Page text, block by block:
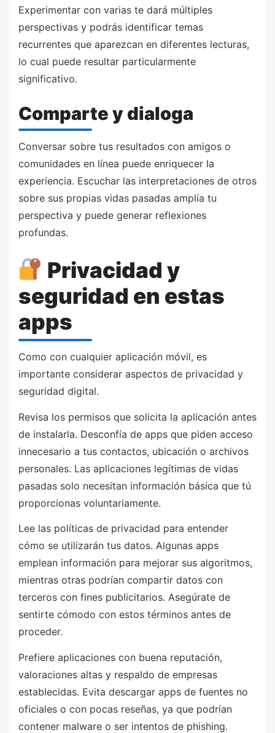
Experimentar con varias te dará múltiples
perspectivas y podrás identificar temas
recurrentes que aparezcan en diferentes lecturas,
lo cual puede resultar particularmente
significativo.
Comparte y dialoga
Conversar sobre tus resultados con amigos o
comunidades en línea puede enriquecer la
experiencia. Escuchar las interpretaciones de otros
sobre sus propias vidas pasadas amplía tu
perspectiva y puede generar reflexiones
profundas.
Privacidad y
seguridad en estas
apps
Como con cualquier aplicación móvil, es
importante considerar aspectos de privacidad y
seguridad digital.
Revisa los permisos que solicita la aplicación antes
de instalarla. Desconfía de apps que piden acceso
innecesario a tus contactos, ubicación o archivos
personales. Las aplicaciones legítimas de vidas
pasadas solo necesitan información básica que tú
proporcionas voluntariamente.
Lee las políticas de privacidad para entender
cómo se utilizarán tus datos. Algunas apps
emplean información para mejorar sus algoritmos,
mientras otras podrían compartir datos con
terceros con fines publicitarios. Asegúrate de
sentirte cómodo con estos términos antes de
proceder.
Prefiere aplicaciones con buena reputación,
valoraciones altas y respaldo de empresas
establecidas. Evita descargar apps de fuentes no
oficiales o con pocas reseñas, ya que podrían
contener malware o ser intentos de phishing.